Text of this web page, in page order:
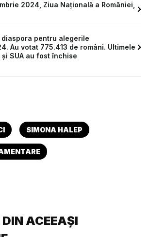
2024, Ziua Națională a României,
pentru alegerile
Au votat 775.413 de români. Ultimele
SUA au fost închise
SIMONA HALEP
ACEEAȘI